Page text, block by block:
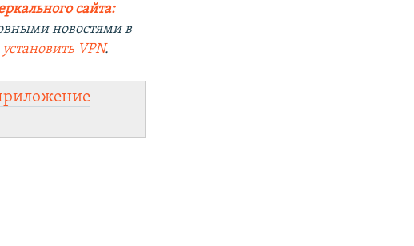
сайта:
новостями в
установить VPN.